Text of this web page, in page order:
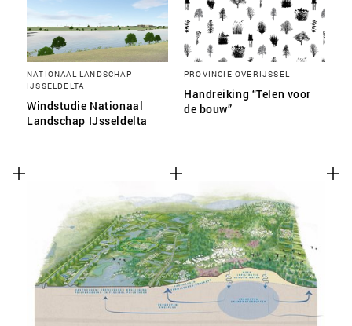
NATIONAAL LANDSCHAP
IJSSELDELTA
Windstudie Nationaal
Landschap IJsseldelta
PROVINCIE OVERIJSSEL
Handreiking “Telen voor
de bouw”